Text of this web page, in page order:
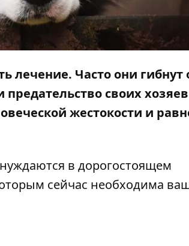
лечение. Часто они гибнут
своих
жестокости и
в дорогостоящем
сейчас необходима